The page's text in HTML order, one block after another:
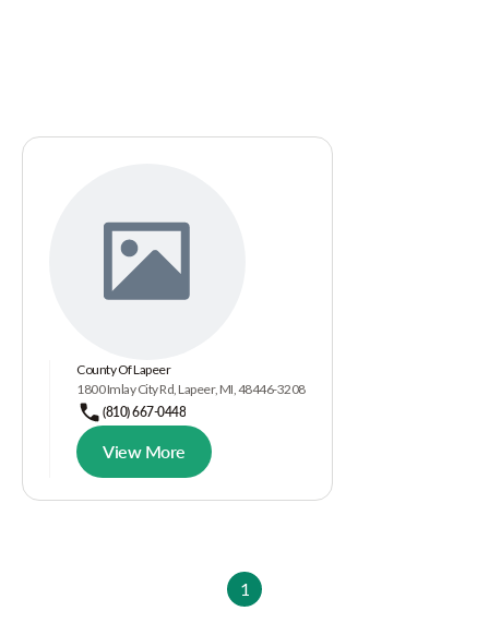
County Of Lapeer
1800 Imlay City Rd, Lapeer, MI, 48446-3208
(810) 667-0448
View More
1